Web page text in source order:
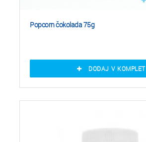
Popcorn čokolada 75g
DODAJ V KOMPLET